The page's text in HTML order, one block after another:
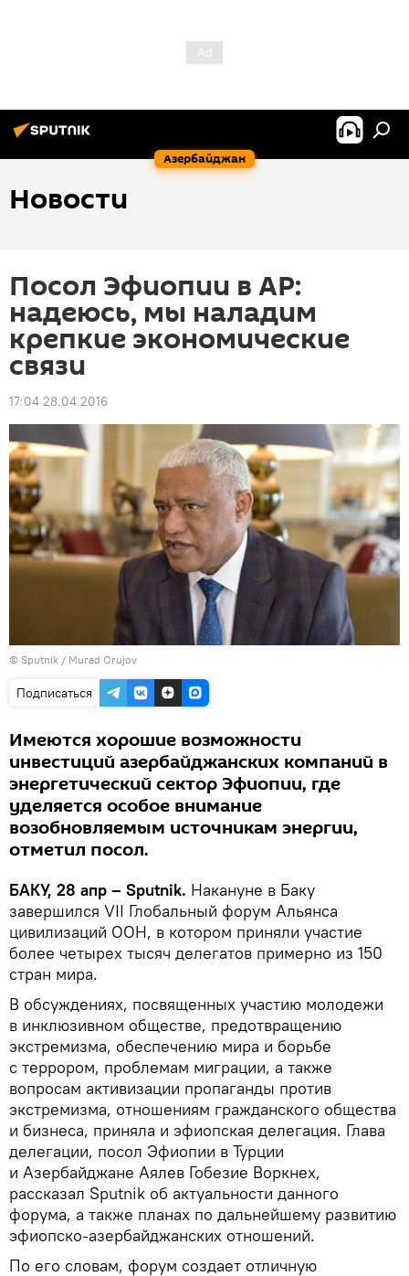
Азербайджан
Новости
Посол Эфиопии в АР:
надеюсь, мы наладим
крепкие экономические
связи
17:04 28.04.2016
© Sputnik / Murad Orujov
Подписаться
Имеются хорошие возможности
инвестиций азербайджанских компаний в
энергетический сектор Эфиопии, где
уделяется особое внимание
возобновляемым источникам энергии,
отметил посол.
БАКУ, 28 апр – Sputnik. Накануне в Баку
завершился VII Глобальный форум Альянса
цивилизаций ООН, в котором приняли участие
более четырех тысяч делегатов примерно из 150
стран мира.
В обсуждениях, посвященных участию молодежи
в инклюзивном обществе, предотвращению
экстремизма, обеспечению мира и борьбе
с террором, проблемам миграции, а также
вопросам активизации пропаганды против
экстремизма, отношениям гражданского общества
и бизнеса, приняла и эфиопская делегация. Глава
делегации, посол Эфиопии в Турции
и Азербайджане Аялев Гобезие Воркнех,
рассказал Sputnik об актуальности данного
форума, а также планах по дальнейшему развитию
эфиопско-азербайджанских отношений.
По его словам, форум создает отличную